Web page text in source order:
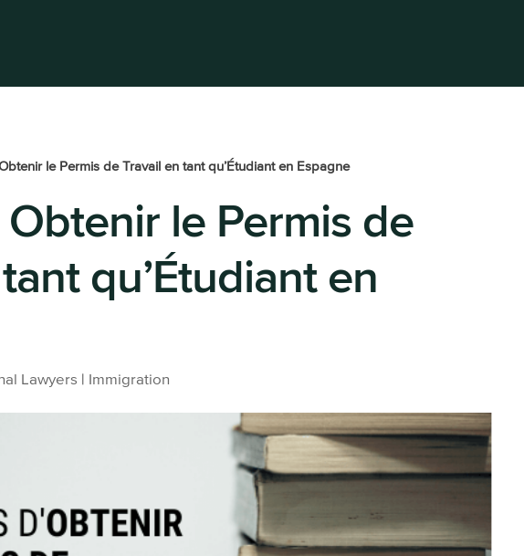
le Permis de Travail en tant qu’Étudiant en Espagne
le Permis de
qu’Étudiant en
Lawyers Immigration